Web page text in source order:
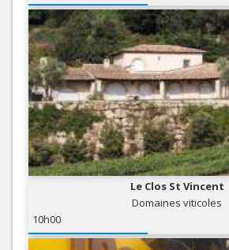
Le Clos St Vincent
Domaines viticoles
10h00